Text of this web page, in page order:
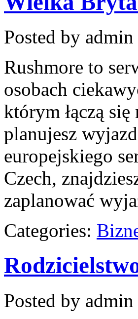
Posted by admin
Rushmore to
osobach
którym łączą
planujesz
europejskiego
Czech,
zaplanować
Categories:
Posted by admin